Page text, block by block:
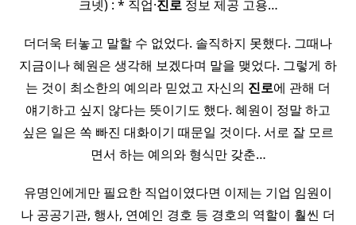
크넷) : * 직업·진로정보 제공 고용…
더더욱 터놓고 말할 수 없었다. 솔직하지 못했다. 그때나
지금이나 혜원은 생각해 보겠다며 말을 맺었다. 그렇게 하
는 것이 최소한의 예의라 믿었고 자신의 진로에 관해 더
얘기하고 싶지 않다는 뜻이기도 했다. 혜원이 정말 하고
싶은 일은 쏙 빠진 대화이기 때문일 것이다. 서로 잘 모르
면서 하는 예의와 형식만 갖춘…
유명인에게만 필요한 직업이였다면 이제는 기업 임원이
나 공공기관, 행사, 연예인 경호 등 경호의 역할이 훨씬 더